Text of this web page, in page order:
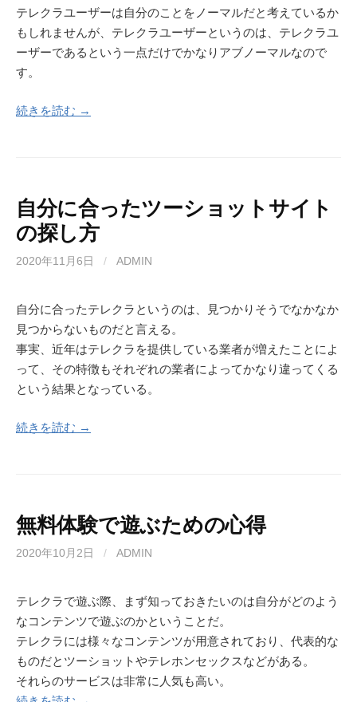
テレクラユーザーは自分のことをノーマルだと考えているか
もしれませんが、テレクラユーザーというのは、テレクラユ
ーザーであるという一点だけでかなりアブノーマルなので
す。
続きを読む →
自分に合ったツーショットサイト
の探し方
2020年11月6日 / ADMIN
自分に合ったテレクラというのは、見つかりそうでなかなか
見つからないものだと言える。
事実、近年はテレクラを提供している業者が増えたことによ
って、その特徴もそれぞれの業者によってかなり違ってくる
という結果となっている。
続きを読む →
無料体験で遊ぶための心得
2020年10月2日 / ADMIN
テレクラで遊ぶ際、まず知っておきたいのは自分がどのよう
なコンテンツで遊ぶのかということだ。
テレクラには様々なコンテンツが用意されており、代表的な
ものだとツーショットやテレホンセックスなどがある。
それらのサービスは非常に人気も高い。